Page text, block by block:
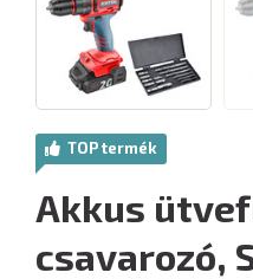
TOP termék
Akkus
csavarozó,